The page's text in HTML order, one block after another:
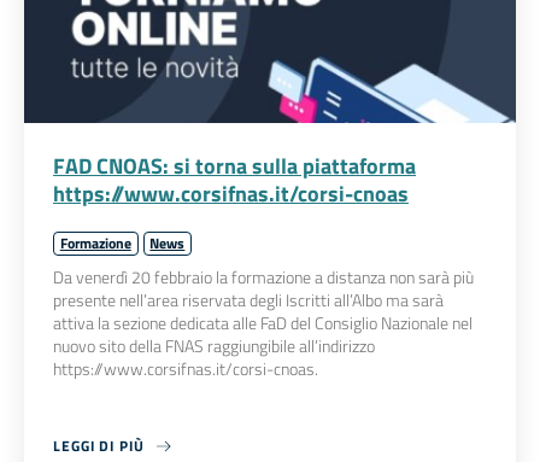
FAD CNOAS: si torna sulla piattaforma
https://www.corsifnas.it/corsi-cnoas
Formazione News
Da venerdì 20 febbraio la formazione a distanza non sarà più
presente nell’area riservata degli Iscritti all’Albo ma sarà
attiva la sezione dedicata alle FaD del Consiglio Nazionale nel
nuovo sito della FNAS raggiungibile all’indirizzo
https://www.corsifnas.it/corsi-cnoas.
LEGGI DI PIÙ